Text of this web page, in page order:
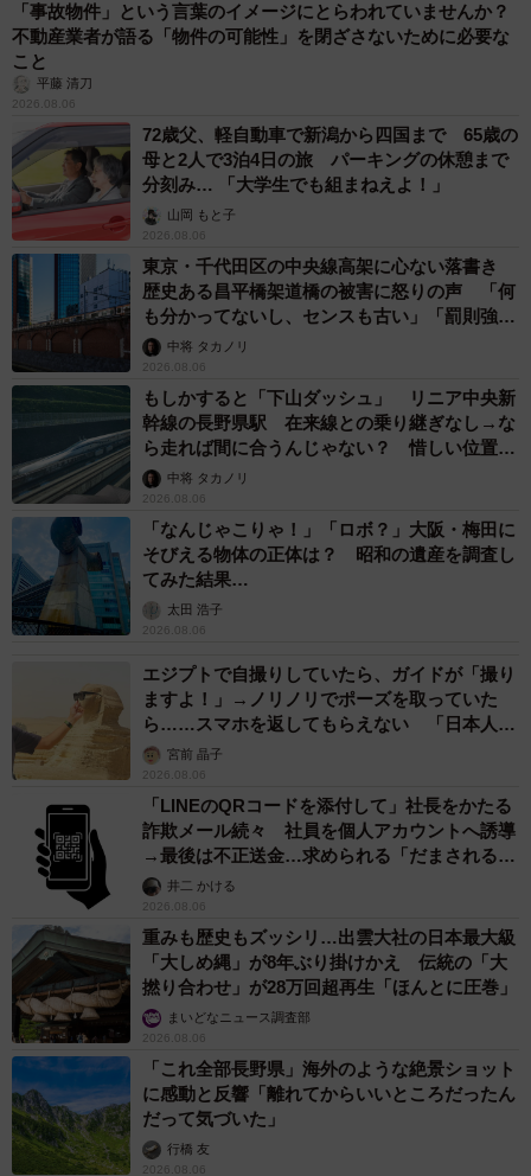
「事故物件」という言葉のイメージにとらわれていませんか？
不動産業者が語る「物件の可能性」を閉ざさないために必要な
こと
平藤 清刀
2026.08.06
72歳父、軽自動車で新潟から四国まで 65歳の
母と2人で3泊4日の旅 パーキングの休憩まで
分刻み… 「大学生でも組まねえよ！」
山岡 もと子
2026.08.06
東京・千代田区の中央線高架に心ない落書き
歴史ある昌平橋架道橋の被害に怒りの声 「何
も分かってないし、センスも古い」「罰則強化
して」中将 タカノリ
2026.08.06
もしかすると「下山ダッシュ」 リニア中央新
幹線の長野県駅 在来線との乗り継ぎなし→な
ら走れば間に合うんじゃない？ 惜しい位置関
係が反響
中将 タカノリ
2026.08.06
「なんじゃこりゃ！」「ロボ？」大阪・梅田に
そびえる物体の正体は？ 昭和の遺産を調査し
てみた結果…
太田 浩子
2026.08.06
エジプトで自撮りしていたら、ガイドが「撮り
ますよ！」→ノリノリでポーズを取っていた
ら……スマホを返してもらえない 「日本人は
カモ代表かも」「私は6時間で3万円払った」
宮前 晶子
2026.08.06
「LINEのQRコードを添付して」社長をかたる
詐欺メール続々 社員を個人アカウントへ誘導
→最後は不正送金…求められる「だまされる前
提」の対策
井二 かける
2026.08.06
重みも歴史もズッシリ…出雲大社の日本最大級
「大しめ縄」が8年ぶり掛けかえ 伝統の「大
撚り合わせ」が28万回超再生「ほんとに圧巻」
まいどなニュース調査部
2026.08.06
「これ全部長野県」海外のような絶景ショット
に感動と反響「離れてからいいところだったん
だって気づいた」
行橋 友
2026.08.06